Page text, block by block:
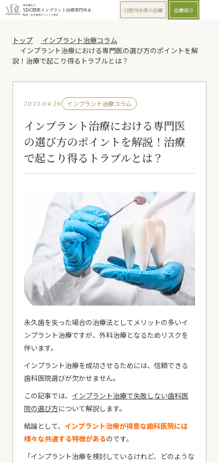
口腔内全体の治療 治療紹介
トップ
インプラント治療コラム
インプラント治療における専門医の選び方のポイントを解
説！治療で起こり得るトラブルとは？
2023.04.26 インプラント治療コラム
インプラント治療における専門医
の選び方のポイントを解説！治療
で起こり得るトラブルとは？
永久歯を失った場合の治療法としてメリットの多いイ
ンプラント治療ですが、外科治療となるためリスクを
伴います。
インプラント治療を成功させるためには、信頼できる
歯科医院選びが欠かせません。
この記事では、 インプラント治療で失敗しない歯科医
院の選び方について解説します。
結論として、 インプラント治療が得意な歯科医院には
様々な共通する特徴があるのです。
「インプラント治療を検討しているけれど、どのような